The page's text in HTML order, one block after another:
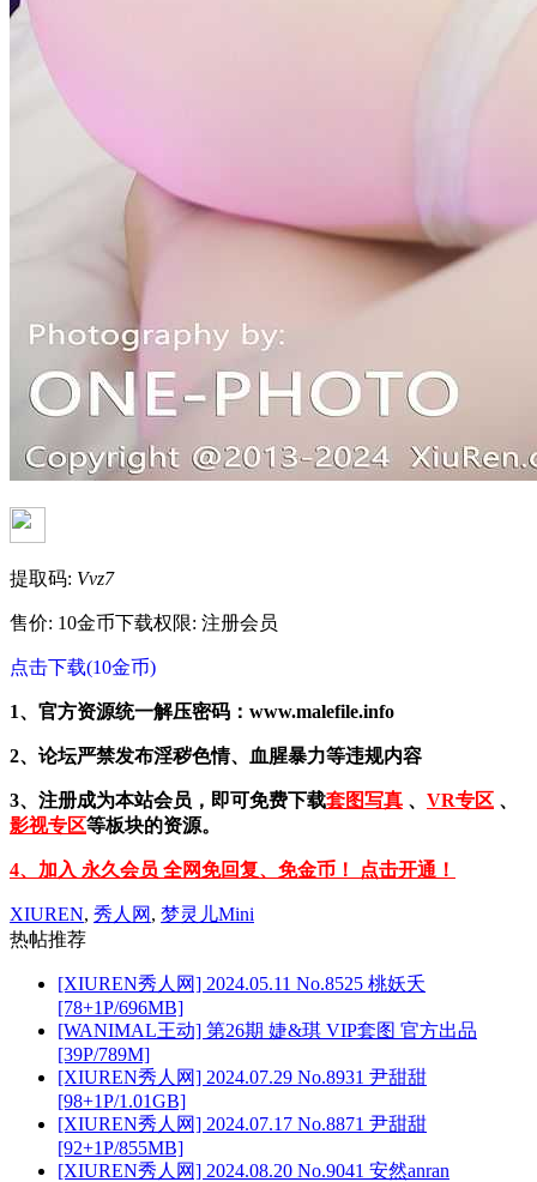
提取码: Vvz7
售价: 10金币下载权限: 注册会员
点击下载(10金币)
1、官方资源统一解压密码：www.malefile.info
2、论坛严禁发布淫秽色情、血腥暴力等违规内容
3、注册成为本站会员，即可免费下载套图写真 、 VR专区 、
影视专区等板块的资源。
4、加入 永久会员 全网免回复、免金币！ 点击开通！
XIUREN, 秀人网 , 梦灵儿Mini
热帖推荐
[XIUREN秀人网] 2024.05.11 No.8525 桃妖夭
[78+1P/696MB]
[WANIMAL王动] 第26期 婕&琪 VIP套图 官方出品
[39P/789M]
[XIUREN秀人网] 2024.07.29 No.8931 尹甜甜
[98+1P/1.01GB]
[XIUREN秀人网] 2024.07.17 No.8871 尹甜甜
[92+1P/855MB]
[XIUREN秀人网] 2024.08.20 No.9041 安然anran